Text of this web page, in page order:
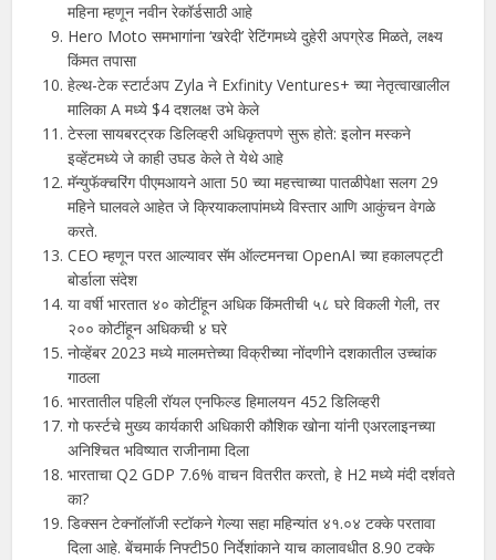
महिना म्हणून नवीन रेकॉर्डसाठी आहे
Hero Moto समभागांना ‘खरेदी’ रेटिंगमध्ये दुहेरी अपग्रेड मिळते, लक्ष्य
किंमत तपासा
हेल्थ-टेक स्टार्टअप Zyla ने Exfinity Ventures+ च्या नेतृत्वाखालील
मालिका A मध्ये $4 दशलक्ष उभे केले
टेस्ला सायबरट्रक डिलिव्हरी अधिकृतपणे सुरू होते: इलोन मस्कने
इव्हेंटमध्ये जे काही उघड केले ते येथे आहे
मॅन्युफॅक्चरिंग पीएमआयने आता 50 च्या महत्त्वाच्या पातळीपेक्षा सलग 29
महिने घालवले आहेत जे क्रियाकलापांमध्ये विस्तार आणि आकुंचन वेगळे
करते.
CEO म्हणून परत आल्यावर सॅम ऑल्टमनचा OpenAI च्या हकालपट्टी
बोर्डाला संदेश
या वर्षी भारतात ४० कोटींहून अधिक किंमतीची ५८ घरे विकली गेली, तर
२०० कोटींहून अधिकची ४ घरे
नोव्‍हेंबर 2023 मध्‍ये मालमत्तेच्‍या विक्रीच्‍या नोंदणीने दशकातील उच्चांक
गाठला
भारतातील पहिली रॉयल एनफिल्ड हिमालयन 452 डिलिव्हरी
गो फर्स्टचे मुख्य कार्यकारी अधिकारी कौशिक खोना यांनी एअरलाइनच्या
अनिश्चित भविष्यात राजीनामा दिला
भारताचा Q2 GDP 7.6% वाचन वितरीत करतो, हे H2 मध्ये मंदी दर्शवते
का?
डिक्सन टेक्नॉलॉजी स्टॉकने गेल्या सहा महिन्यांत ४१.०४ टक्के परतावा
दिला आहे. बेंचमार्क निफ्टी50 निर्देशांकाने याच कालावधीत 8.90 टक्के